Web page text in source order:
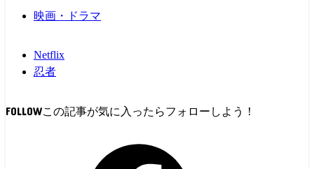
映画・ドラマ
Netflix
忍者
FOLLOW